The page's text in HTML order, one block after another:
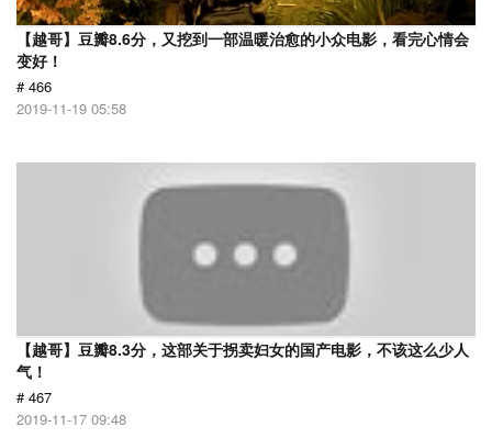
【越哥】豆瓣8.6分，又挖到一部温暖治愈的小众电影，看完心情会
变好！
# 466
2019-11-19 05:58
【越哥】豆瓣8.3分，这部关于拐卖妇女的国产电影，不该这么少人
气！
# 467
2019-11-17 09:48